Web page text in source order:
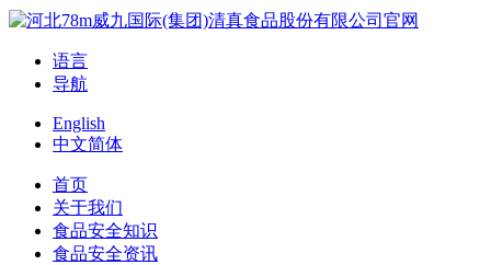
语言
导航
English
中文简体
首页
关于我们
食品安全知识
食品安全资讯